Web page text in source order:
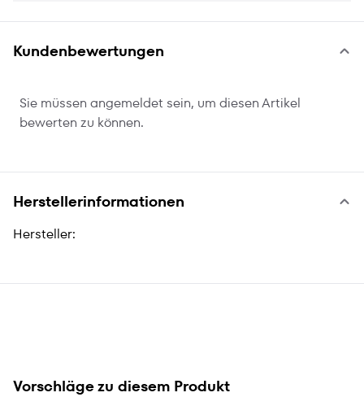
Kundenbewertungen
Sie müssen angemeldet sein, um diesen Artikel
bewerten zu können.
Herstellerinformationen
Hersteller:
Vorschläge zu diesem Produkt